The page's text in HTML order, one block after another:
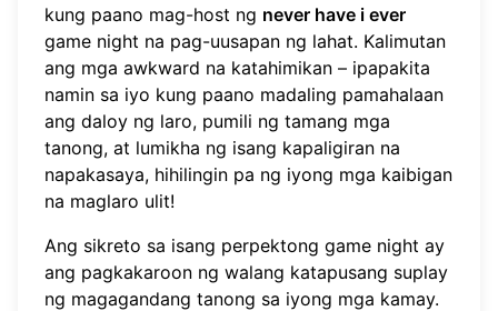
kung paano mag-host ng never have i ever
game night na pag-uusapan ng lahat. Kalimutan
ang mga awkward na katahimikan – ipapakita
namin sa iyo kung paano madaling pamahalaan
ang daloy ng laro, pumili ng tamang mga
tanong, at lumikha ng isang kapaligiran na
napakasaya, hihilingin pa ng iyong mga kaibigan
na maglaro ulit!
Ang sikreto sa isang perpektong game night ay
ang pagkakaroon ng walang katapusang suplay
ng magagandang tanong sa iyong mga kamay.